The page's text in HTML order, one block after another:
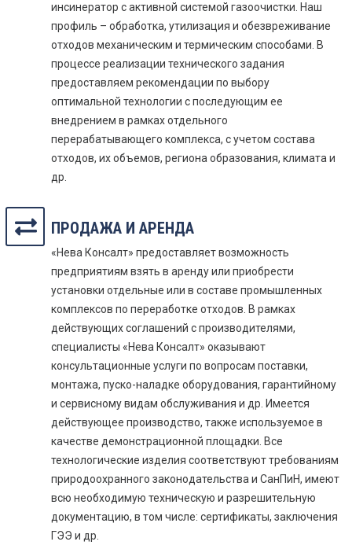
инсинератор с активной системой газоочистки. Наш
профиль – обработка, утилизация и обезвреживание
отходов механическим и термическим способами. В
процессе реализации технического задания
предоставляем рекомендации по выбору
оптимальной технологии с последующим ее
внедрением в рамках отдельного
перерабатывающего комплекса, с учетом состава
отходов, их объемов, региона образования, климата и
др.
ПРОДАЖА И АРЕНДА
«Нева Консалт» предоставляет возможность
предприятиям взять в аренду или приобрести
установки отдельные или в составе промышленных
комплексов по переработке отходов. В рамках
действующих соглашений с производителями,
специалисты «Нева Консалт» оказывают
консультационные услуги по вопросам поставки,
монтажа, пуско-наладке оборудования, гарантийному
и сервисному видам обслуживания и др. Имеется
действующее производство, также используемое в
качестве демонстрационной площадки. Все
технологические изделия соответствуют требованиям
природоохранного законодательства и СанПиН, имеют
всю необходимую техническую и разрешительную
документацию, в том числе: сертификаты, заключения
ГЭЭ и др.